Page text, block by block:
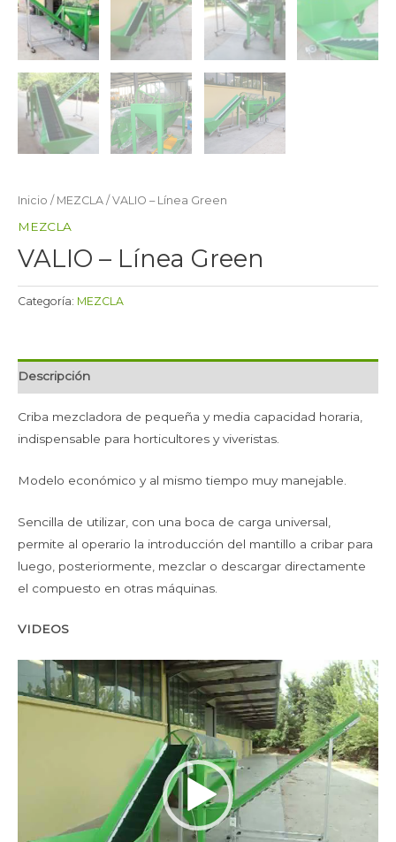
Inicio / MEZCLA / VALIO – Línea Green
MEZCLA
VALIO – Línea Green
Categoría: MEZCLA
Descripción
Criba mezcladora de pequeña y media capacidad horaria,
indispensable para horticultores y viveristas.
Modelo económico y al mismo tiempo muy manejable.
Sencilla de utilizar, con una boca de carga universal,
permite al operario la introducción del mantillo a cribar para
luego, posteriormente, mezclar o descargar directamente
el compuesto en otras máquinas.
VIDEOS
Reproductor
de